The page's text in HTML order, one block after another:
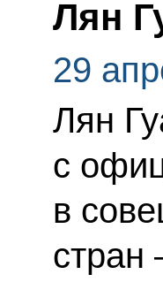
Лян
29
Лян
с
в